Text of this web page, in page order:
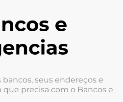
seus endereços e
precisa com o Bancos e